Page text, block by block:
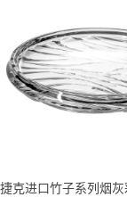
捷克进口竹子系列烟灰